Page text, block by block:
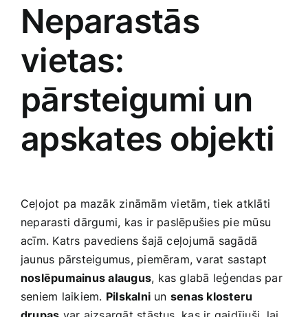
Neparastās
vietas:
pārsteigumi ‌un
apskates objekti
Ceļojot pa mazāk zināmām ⁢vietām, tiek atklāti
neparasti dārgumi, kas ir paslēpušies pie mūsu
acīm. Katrs pavediens šajā ceļojumā sagādā
jaunus pārsteigumus, piemēram, varat sastapt
noslēpumainus alaugus, kas glabā leģendas par
seniem laikiem. Pilskalni un senas klosteru